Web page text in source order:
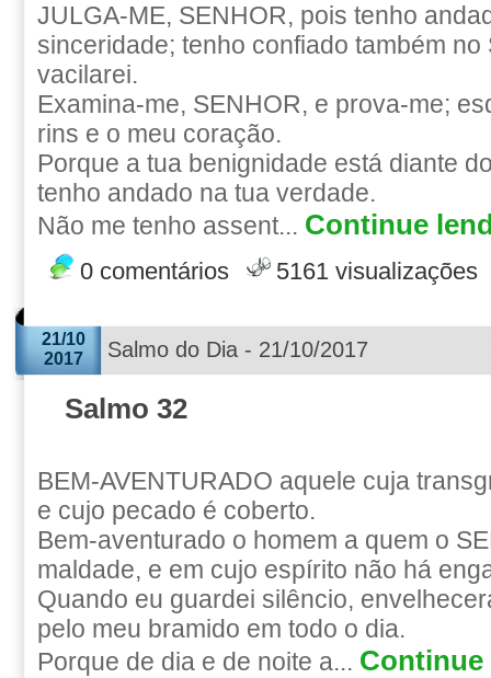
JULGA-ME, SENHOR, pois tenho
sinceridade; tenho confiado também no
vacilarei.
Examina-me, SENHOR, e prova-me;
rins e o meu coração.
Porque a tua benignidade está diante
tenho andado na tua verdade.
Não me tenho assent... Continue
0 comentários 5161 visualizações
21/10
2017
Salmo do Dia - 21/10/2017
Salmo 32
BEM-AVENTURADO aquele cuja
e cujo pecado é coberto.
Bem-aventurado o homem a quem o
maldade, e em cujo espírito não há
Quando eu guardei silêncio,
pelo meu bramido em todo o dia.
Porque de dia e de noite a... Continue